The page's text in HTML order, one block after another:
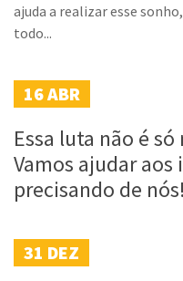
ajuda a realizar esse
todo...
16ABR
Essa luta não é
Vamos ajudar
precisando de nós!
31 DEZ